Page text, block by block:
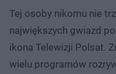
Tej osoby nikomu nie
największych gwiazd
ikona Telewizji Polsat.
wielu programów